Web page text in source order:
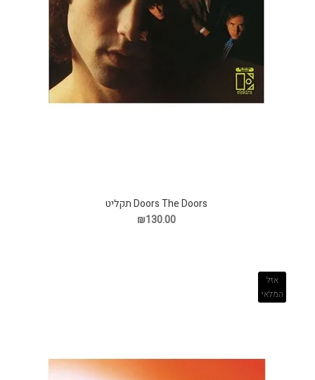
Doors The Doors תקליט
₪130.00
אזל
המלאי